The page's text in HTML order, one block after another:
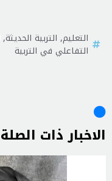
التعليم, التربية الحديثة,
التفاعلي في التربية
الاخبار ذات الصلة